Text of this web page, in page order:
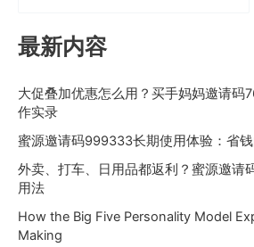
最新内容
大促叠加优惠怎么用？买手妈妈邀请码
作实录
蜜源邀请码999333长期使用体验：省
外卖、打车、日用品都返利？蜜源邀请
用法
How the Big Five Personality Model
Making